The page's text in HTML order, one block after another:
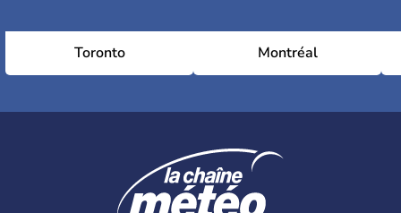
Toronto Montréal